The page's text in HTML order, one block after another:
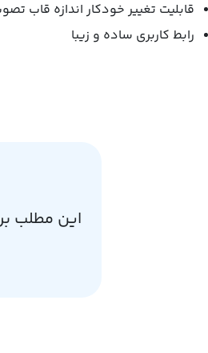
قابلیت تغییر خودکار اندازه قاب
رابط کاربری ساده و زیبا
این مطلب